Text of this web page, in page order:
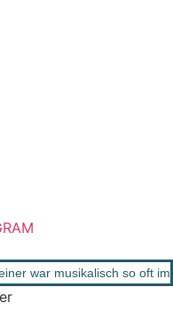
war musikalisch so oft